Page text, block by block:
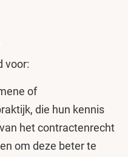
voor:
of
die hun kennis
het contractenrecht
om deze beter te